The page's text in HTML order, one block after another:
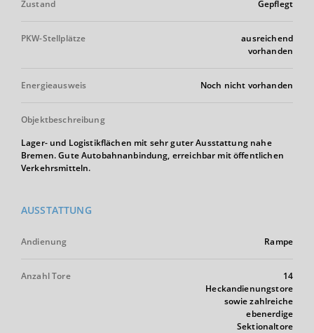
Zustand Gepflegt
PKW-Stellplätze
ausreichend
vorhanden
Energieausweis Noch nicht vorhanden
Objektbeschreibung
Lager- und Logistikflächen mit sehr guter Ausstattung nahe
Bremen. Gute Autobahnanbindung, erreichbar mit öffentlichen
Verkehrsmitteln.
AUSSTATTUNG
Andienung Rampe
Anzahl Tore
14
Heckandienungstore
sowie zahlreiche
ebenerdige
Sektionaltore